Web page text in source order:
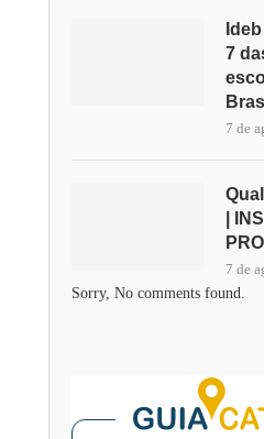
7
7 de
|
7 de
Sorry, No comments found.